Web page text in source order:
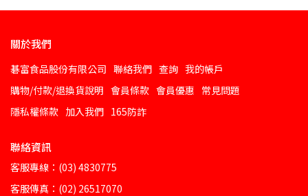
關於我們
碁富食品股份有限公司 聯絡我們 查詢 我的帳戶
購物/付款/退換貨說明 會員條款 會員優惠 常見問題
隱私權條款 加入我們 165防詐
聯絡資訊
客服專線：(03) 4830775
客服傳真：(02) 26517070